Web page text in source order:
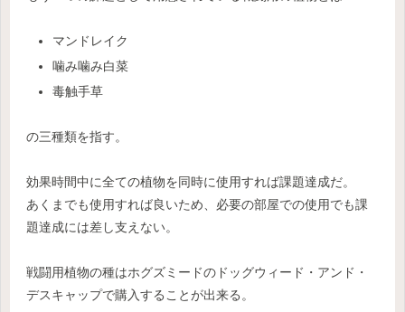
マンドレイク
噛み噛み白菜
毒触手草
の三種類を指す。
効果時間中に全ての植物を同時に使用すれば課題達成だ。
あくまでも使用すれば良いため、必要の部屋での使用でも課
題達成には差し支えない。
戦闘用植物の種はホグズミードのドッグウィード・アンド・
デスキャップで購入することが出来る。